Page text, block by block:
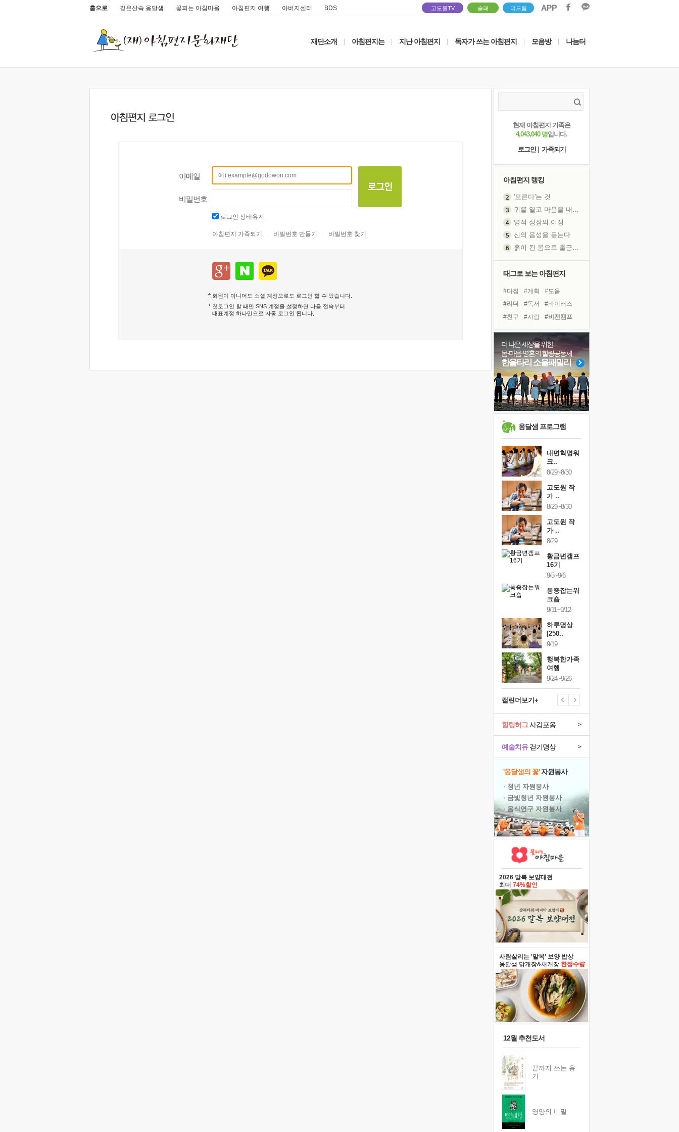
홈으로 깊은산속 옹달샘 꽃피는 아침마을 아침편지 여행 아버지센터 BDS 고도원TV 솔패 더드림
재단소개 아침편지는 지난 아침편지 독자가 쓰는 아침편지 모음방 나눔터
이메일
비밀번호
로그인 상태유지
아침편지 가족되기 비밀번호 만들기 비밀번호 찾기
회원이 아니어도 소셜 계정으로도 로그인 할 수 있습니다.
첫로그인 할 때만 SNS 계정을 설정하면 다음 접속부터
대표계정 하나만으로 자동 로그인 됩니다
현재 아침편지 가족은
4,043,040 명입니다.
로그인
가족되기
아침편지 랭킹
'모른다'는 것
영적 성장의 여정
신의 음성을 듣는다
처음 손을 잡았던 날
꿈이 실제가 되는 것
'말 타는 법'을 먼저
졸업식 사진을 보며
극심한 변비, 어깨결림, 수면 장애
아픈 아버지를 위한 공간 설계
슬럼프
보고 싶은 어머니
유년 시절의 부산 영도 바다
못된 꼰대들
너무 황홀한 꽃들이여!
'모른다'는 것
태그로 보는 아침편지
#다짐 #계획
#도움
#리더
#독서
#바이러스
#친구
#사람
#비전캠프
#삶
#건강
#면역력
#선택
#독서캠프
#나눔
#링컨학교
#극복
#힐링
#명상
#희망 #유튜브
더 나은 세상을 위한
몸·마음·영혼의 힐링공동체
한울타리 소울패밀리
옹달샘 프로그램
내면혁명워
크..
8/29~8/30
고도원 작
가 ..
8/29~8/30
고도원 작
가 ..
8/29
황금변캠프
16기
9/5~9/6
통증잡는워
크숍
9/11~9/12
하루명상
[250..
9/19
행복한가족
여행
9/24~9/26
캘린더보기+
예술치유걷기명상 >
힐링허그사감포옹 >
'옹달샘의 꽃'자원봉사
· 청년 자원봉사
· 금빛청년 자원봉사
· 음식연구 자원봉사
2026 말복 보양대전
최대 74%할인
사람살리는 '말복' 보양 밥상
옹달샘 닭개장&채개장 한정수량
12월 추천도서
끝까지 쓰는 용
기
영양의 비밀